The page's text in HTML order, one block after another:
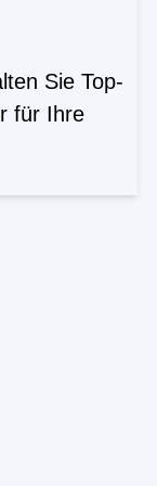
Sie Top-
für Ihre